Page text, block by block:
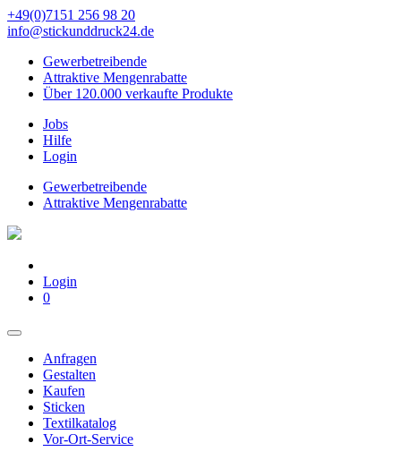
+49(0)7151 256 98 20‬
info@stickunddruck24.de
Gewerbetreibende
Attraktive Mengenrabatte
Über 120.000 verkaufte Produkte
Jobs
Hilfe
Login
Gewerbetreibende
Attraktive Mengenrabatte
Login
0
Anfragen
Gestalten
Kaufen
Sticken
Textilkatalog
Vor-Ort-Service